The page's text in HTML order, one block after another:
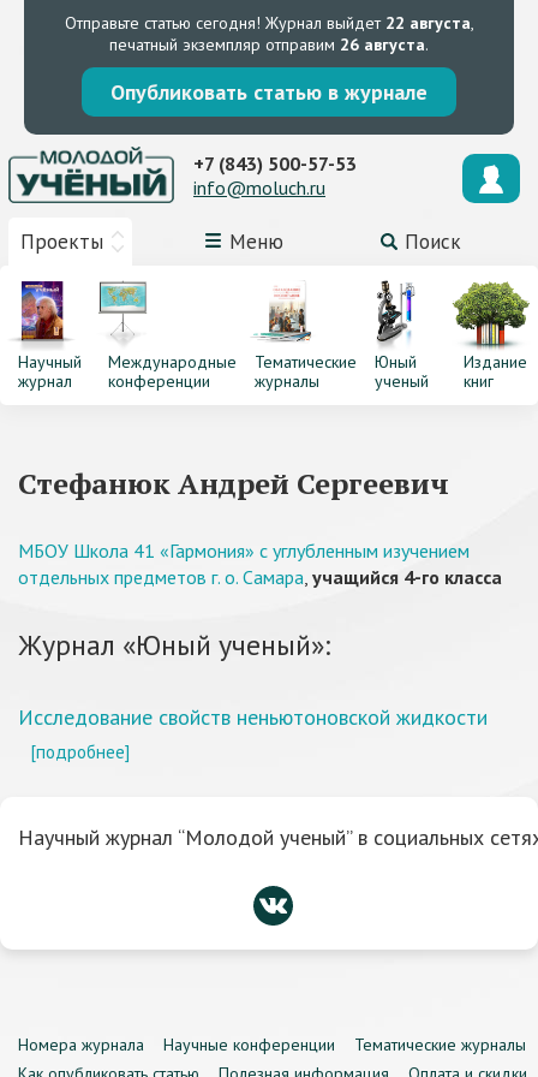
Отправьте статью сегодня! Журнал выйдет 22 августа,
печатный экземпляр отправим 26 августа.
Опубликовать статью в журнале
Проекты Меню Поиск
+7 (843) 500-57-53
info@moluch.ru
Научный
журнал
Международные
конференции
Тематические
журналы
Юный
ученый
Издание
книг
Стефанюк Андрей Сергеевич
МБОУ Школа 41 «Гармония» с углубленным изучением
отдельных предметов г. о. Самара, учащийся 4-го класса
Журнал «Юный ученый»:
Исследование свойств неньютоновской жидкости
[подробнее]
Научный журнал “Молодой ученый” в социальных
Номера журнала Научные конференции
Тематические журналы